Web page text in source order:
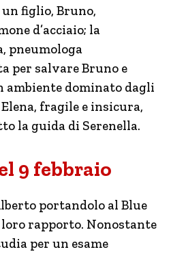
figlio, Bruno,
d’acciaio; la
pneumologa
per salvare Bruno e
dominato dagli
fragile e insicura,
la guida di Serenella.
9 febbraio
portandolo al Blue
rapporto. Nonostante
per un esame